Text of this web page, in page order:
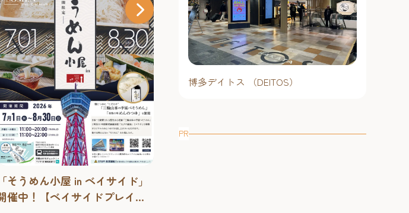
2026 酒蔵de冷ガーデン【博多百
年蔵】 ～大人の夏祭り～ 博
と滑り降り
クな光景は必
博多デイトス （DEITOS）
PR